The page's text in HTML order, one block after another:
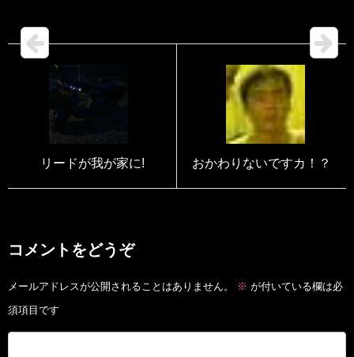
リードが我が家に! おかわりないですカ！？
コメントをどうぞ
メールアドレスが公開されることはありません。 ※ が付いている欄は必
須項目です